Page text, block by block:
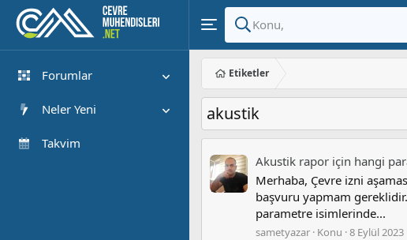
Forumlar
Yeni Mesajlar
Neler Yeni
Öne çıkan içerik
Takvim
Etiketler
akustik
Akustik rapor için hangi
Merhaba, Çevre izni
başvuru yapmam
parametre isimlerinde...
sametyazar Konu 8 Eylül 2023